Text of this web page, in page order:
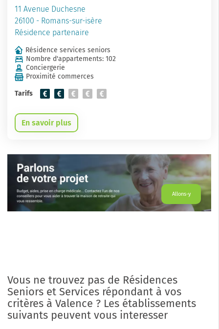
11 Avenue Duchesne
26100 - Romans-sur-isère
Résidence partenaire
Résidence services seniors
Nombre d'appartements: 102
Conciergerie
Proximité commerces
Tarifs
En savoir plus
Allons-y
Vous ne trouvez pas de Résidences
Seniors et Services répondant à vos
critères à Valence ? Les établissements
suivants peuvent vous interesser